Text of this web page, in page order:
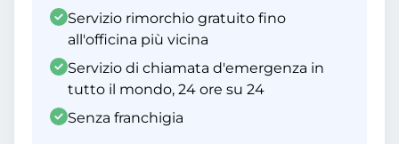
Servizio rimorchio gratuito fino
all'officina più vicina
Servizio di chiamata d'emergenza in
tutto il mondo, 24 ore su 24
Senza franchigia